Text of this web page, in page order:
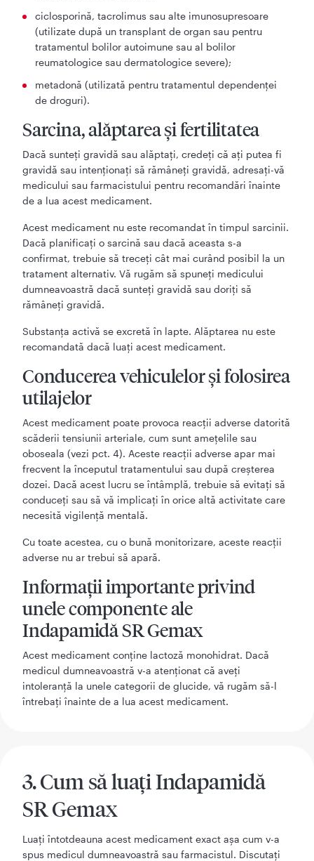
ciclosporină, tacrolimus sau alte imunosupresoare
(utilizate după un transplant de organ sau pentru
tratamentul bolilor autoimune sau al bolilor
reumatologice sau dermatologice severe);
metadonă (utilizată pentru tratamentul dependenței
de droguri).
Sarcina, alăptarea și fertilitatea
Dacă sunteţi gravidă sau alăptaţi, credeţi că aţi putea fi
gravidă sau intenţionaţi să rămâneţi gravidă, adresaţi-vă
medicului sau farmacistului pentru recomandări înainte
de a lua acest medicament.
Acest medicament nu este recomandat în timpul sarcinii.
Dacă planificaţi o sarcină sau dacă aceasta s-a
confirmat, trebuie să treceţi cât mai curând posibil la un
tratament alternativ. Vă rugăm să spuneţi medicului
dumneavoastră dacă sunteţi gravidă sau doriţi să
rămâneţi gravidă.
Substanţa activă se excretă în lapte. Alăptarea nu este
recomandată dacă luaţi acest medicament.
Conducerea vehiculelor şi folosirea
utilajelor
Acest medicament poate provoca reacţii adverse datorită
scăderii tensiunii arteriale, cum sunt ameţelile sau
oboseala (vezi pct. 4). Aceste reacţii adverse apar mai
frecvent la începutul tratamentului sau după creșterea
dozei. Dacă acest lucru se întâmplă, trebuie să evitați să
conduceți sau să vă implicați în orice altă activitate care
necesită vigilență mentală.
Cu toate acestea, cu o bună monitorizare, aceste reacții
adverse nu ar trebui să apară.
Informaţii importante privind
unele componente ale
Indapamidă SR Gemax
Acest medicament conţine lactoză monohidrat. Dacă
medicul dumneavoastră v-a atenţionat că aveţi
intoleranţă la unele categorii de glucide, vă rugăm să-l
întrebaţi înainte de a lua acest medicament.
3. Cum să luaţi Indapamidă
SR Gemax
Luaţi întotdeauna acest medicament exact aşa cum v-a
spus medicul dumneavoastră sau farmacistul. Discutaţi